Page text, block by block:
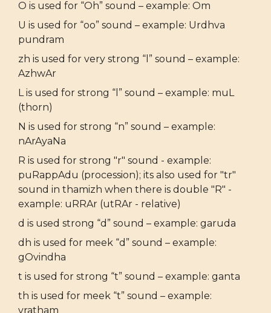
O is used for “Oh” sound – example: Om
U is used for “oo” sound – example: Urdhva
pundram
zh is used for very strong “l” sound – example:
AzhwAr
L is used for strong “l” sound – example: muL
(thorn)
N is used for strong “n” sound – example:
nArAyaNa
R is used for strong "r" sound - example:
puRappAdu (procession); its also used for "tr"
sound in thamizh when there is double "R" -
example: uRRAr (utRAr - relative)
d is used strong “d” sound – example: garuda
dh is used for meek “d” sound – example:
gOvindha
t is used for strong “t” sound – example: ganta
th is used for meek “t” sound – example:
vratham